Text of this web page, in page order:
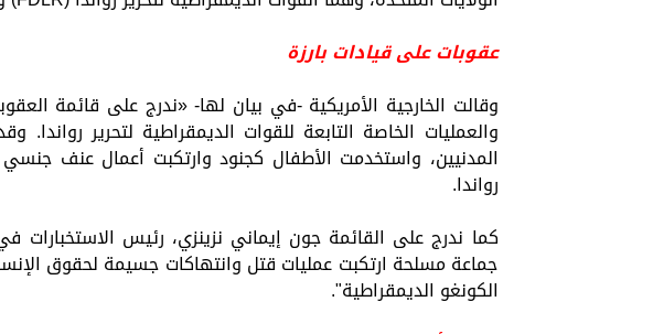
عقوبات على قيادات بارزة
وقالت الخارجية الأمريكية -في بيان لها- «ندرج على قائمة
والعمليات الخاصة التابعة للقوات الديمقراطية لتحرير
المدنيين، واستخدمت الأطفال كجنود وارتكبت أعمال عنف
رواندا.
جماعة مسلحة ارتكبت عمليات قتل وانتهاكات جسيمة لحقوق
الكونغو الديمقراطية".